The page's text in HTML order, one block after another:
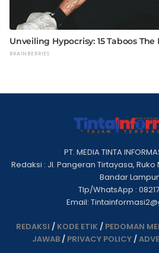
PT. MEDIA TINTA
Redaksi : Jl. Pangeran Tirtayasa, Ruko
Bandar
Tlp/WhatsApp :
Email:
REDAKSI / KODE ETIK / PEDOMAN
JAWAB/ PRIVACY POLICY/